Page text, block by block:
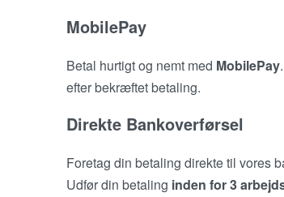
MobilePay
Betal hurtigt og nemt med MobilePay
efter bekræftet betaling.
Direkte Bankoverførsel
Foretag din betaling direkte til vores
Udfør din betaling inden for 3